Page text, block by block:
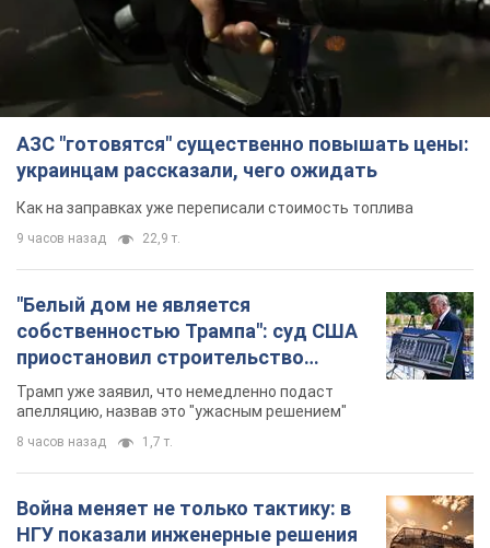
АЗС "готовятся" существенно повышать цены:
украинцам рассказали, чего ожидать
Как на заправках уже переписали стоимость топлива
9 часов назад 22,9 т.
"Белый дом не является
собственностью Трампа": суд США
приостановил строительство
бального зала стоимостью 400 млн
долларов
Трамп уже заявил, что немедленно подаст
апелляцию, назвав это "ужасным решением"
8 часов назад 1,7 т.
Война меняет не только тактику: в
НГУ показали инженерные решения